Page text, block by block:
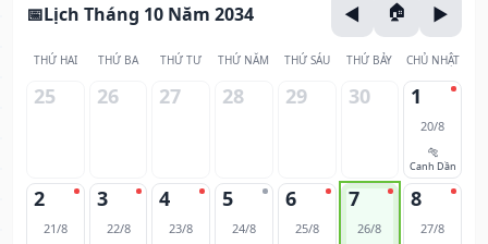
Lịch Tháng 10 Năm 2034
THỨ HAI THỨ BA THỨ TƯ THỨ NĂM THỨ SÁU THỨ BẢY CHỦ NHẬT
25 26 27 28 29 30 1
20/8
🐅
Canh Dần
2
21/8
3
22/8
4
23/8
5
24/8
6
25/8
7
26/8
8
27/8